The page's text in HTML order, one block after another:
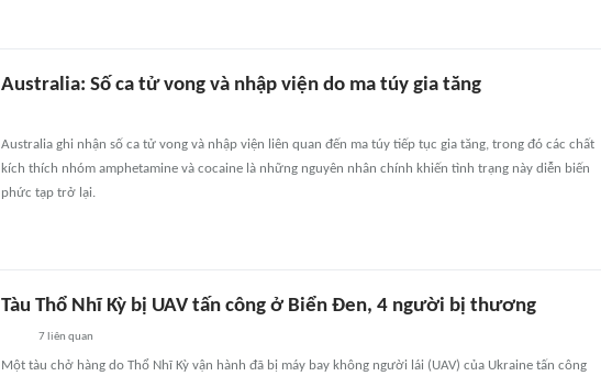
Australia: Số ca tử vong và nhập viện do ma túy gia tăng
Australia ghi nhận số ca tử vong và nhập viện liên quan đến ma túy tiếp tục gia tăng, trong đó các chất
kích thích nhóm amphetamine và cocaine là những nguyên nhân chính khiến tình trạng này diễn biến
phức tạp trở lại.
Tàu Thổ Nhĩ Kỳ bị UAV tấn công ở Biển Đen, 4 người bị thương
7liên quan
Một tàu chở hàng do Thổ Nhĩ Kỳ vận hành đã bị máy bay không người lái (UAV) của Ukraine tấn công